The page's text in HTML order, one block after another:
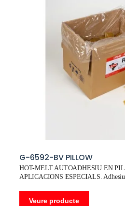
G-6592-BV PILLOW
HOT-MELT AUTOADHESIU EN
APLICACIONS ESPECIALS. Adhesiu
Veure producte